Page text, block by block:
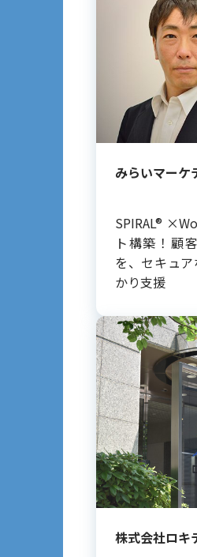
みらいマーケ
SPIRAL®
ト構築！顧
を、セキュ
かり支援
株式会社ロキ